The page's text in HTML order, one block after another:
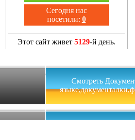
Сегодня нас
посетили: 0
Этот сайт живет 5129-й день.
Смотреть